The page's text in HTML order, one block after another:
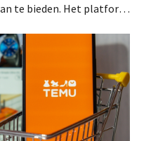
te bieden. Het platform
voor zijn nieuwe